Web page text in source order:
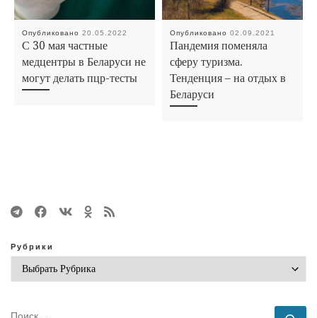
Опубликовано20.05.2022
С 30 мая частные
медцентры в Беларуси не
могут делать пцр-тесты
Опубликовано02.09.2021
Пандемия поменяла
сферу туризма.
Тенденция – на отдых в
Беларуси
Рубрики
ПОИСК